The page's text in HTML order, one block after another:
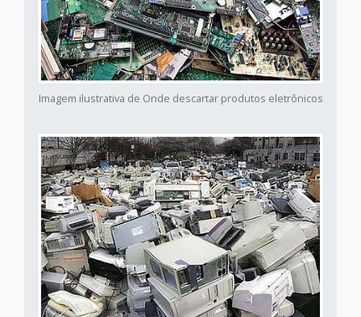
Imagem ilustrativa de Onde descartar produtos eletrônicos